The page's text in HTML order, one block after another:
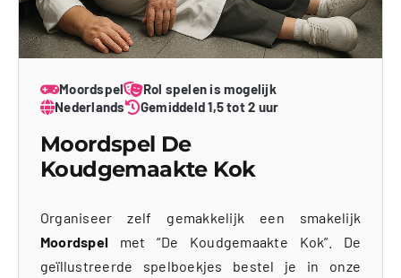
Moordspel
Rol spelen is mogelijk
Nederlands
Gemiddeld 1,5 tot 2 uur
Moordspel De
Koudgemaakte Kok
Organiseer zelf gemakkelijk een smakelijk
Moordspel met “De Koudgemaakte Kok”. De
geïllustreerde spelboekjes bestel je in onze